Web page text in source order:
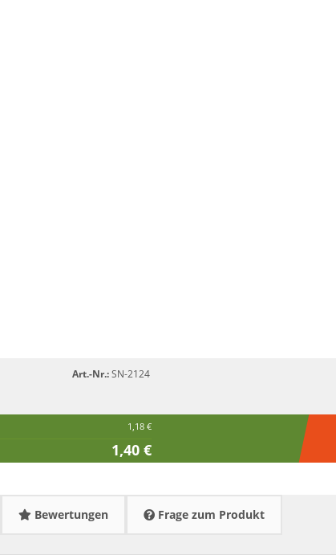
Art.-Nr.:SN-2124
1,18 €
1,40 €
Bewertungen Frage zum Produkt